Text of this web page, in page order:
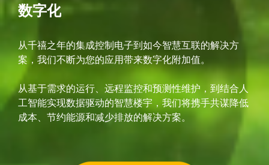
数字化
从千禧之年的集成控制电子到如今智慧互联的解决方
案，我们不断为您的应用带来数字化附加值。
从基于需求的运行、远程监控和预测性维护，到结合人
工智能实现数据驱动的智慧楼宇，我们将携手共谋降低
成本、节约能源和减少排放的解决方案。